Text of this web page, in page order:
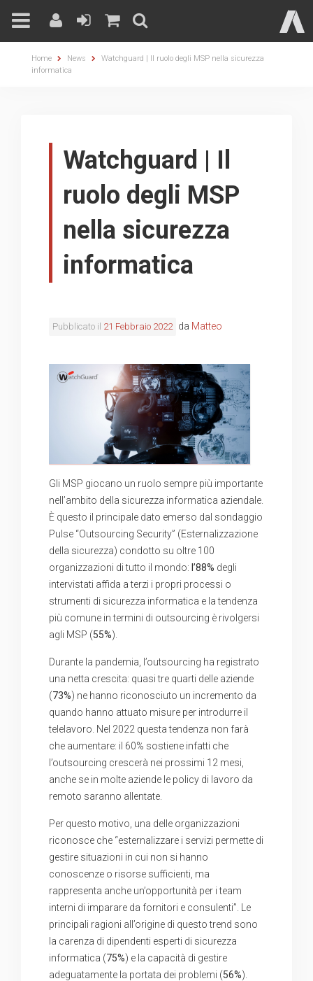
Home News
Watchguard | Il ruolo degli MSP nella sicurezza
informatica
Watchguard | Il
ruolo degli MSP
nella sicurezza
informatica
Pubblicato il 21 Febbraio 2022 da Matteo
Gli MSP giocano un ruolo sempre più importante
nell’ambito della sicurezza informatica aziendale.
È questo il principale dato emerso dal sondaggio
Pulse “Outsourcing Security” (Esternalizzazione
della sicurezza) condotto su oltre 100
organizzazioni di tutto il mondo: l’88% degli
intervistati affida a terzi i propri processi o
strumenti di sicurezza informatica e la tendenza
più comune in termini di outsourcing è rivolgersi
agli MSP (55%).
Durante la pandemia, l’outsourcing ha registrato
una netta crescita: quasi tre quarti delle aziende
(73%) ne hanno riconosciuto un incremento da
quando hanno attuato misure per introdurre il
telelavoro. Nel 2022 questa tendenza non farà
che aumentare: il 60% sostiene infatti che
l’outsourcing crescerà nei prossimi 12 mesi,
anche se in molte aziende le policy di lavoro da
remoto saranno allentate.
Per questo motivo, una delle organizzazioni
riconosce che “esternalizzare i servizi permette di
gestire situazioni in cui non si hanno
conoscenze o risorse sufficienti, ma
rappresenta anche un’opportunità per i team
interni di imparare da fornitori e consulenti”. Le
principali ragioni all’origine di questo trend sono
la carenza di dipendenti esperti di sicurezza
informatica (75%) e la capacità di gestire
adeguatamente la portata dei problemi (56%).